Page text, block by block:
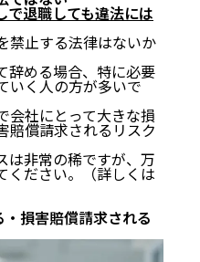
で退職しても違法には
禁止する法律はないか
辞める場合、特に必要
いく人の方が多いで
会社にとって大きな損
賠償請求されるリスク
は非常の稀ですが、万
ください。（詳しくは
損害賠償請求される